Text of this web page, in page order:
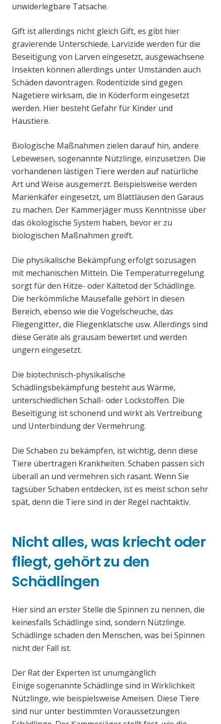
unwiderlegbare Tatsache.
Gift ist allerdings nicht gleich Gift, es gibt hier
gravierende Unterschiede. Larvizide werden für die
Beseitigung von Larven eingesetzt, ausgewachsene
Insekten können allerdings unter Umständen auch
Schäden davontragen. Rodentizide sind gegen
Nagetiere wirksam, die in Köderform eingesetzt
werden. Hier besteht Gefahr für Kinder und
Haustiere.
Biologische Maßnahmen zielen darauf hin, andere
Lebewesen, sogenannte Nützlinge, einzusetzen. Die
vorhandenen lästigen Tiere werden auf natürliche
Art und Weise ausgemerzt. Beispielsweise werden
Marienkäfer eingesetzt, um Blattläusen den Garaus
zu machen. Der Kammerjäger muss Kenntnisse über
das ökologische System haben, bevor er zu
biologischen Maßnahmen greift.
Die physikalische Bekämpfung erfolgt sozusagen
mit mechanischen Mitteln. Die Temperaturregelung
sorgt für den Hitze- oder Kältetod der Schädlinge.
Die herkömmliche Mausefalle gehört in diesen
Bereich, ebenso wie die Vogelscheuche, das
Fliegengitter, die Fliegenklatsche usw. Allerdings sind
diese Geräte als grausam bewertet und werden
ungern eingesetzt.
Die biotechnisch-physikalische
Schädlingsbekämpfung besteht aus Wärme,
unterschiedlichen Schall- oder Lockstoffen. Die
Beseitigung ist schonend und wirkt als Vertreibung
und Unterbindung der Vermehrung.
Die Schaben zu bekämpfen, ist wichtig, denn diese
Tiere übertragen Krankheiten. Schaben passen sich
überall an und vermehren sich rasant. Wenn Sie
tagsüber Schaben entdecken, ist es meist schon sehr
spät, denn die Tiere sind in der Regel nachtaktiv.
Nicht alles, was kriecht oder
fliegt, gehört zu den
Schädlingen
Hier sind an erster Stelle die Spinnen zu nennen, die
keinesfalls Schädlinge sind, sondern Nützlinge.
Schädlinge schaden den Menschen, was bei Spinnen
nicht der Fall ist.
Der Rat der Experten ist unumgänglich
Einige sogenannte Schädlinge sind in Wirklichkeit
Nützlinge, wie beispielsweise Ameisen. Diese Tiere
sind nur unter bestimmten Voraussetzungen